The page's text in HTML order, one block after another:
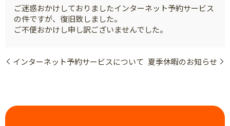
ご迷惑おかけしておりましたインターネット予約サービス
の件ですが、復旧致しました。
ご不便おかけし申し訳ございませんでした。
インターネット予約サービスについて 夏季休暇のお知らせ